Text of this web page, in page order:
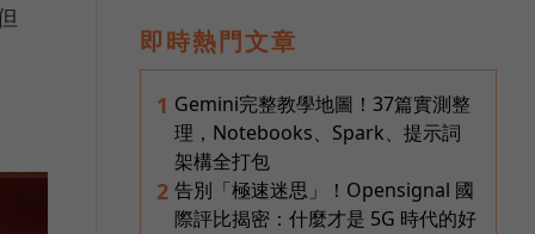
即時熱門文章
1 Gemini完整教學地圖！37篇實測整
理，Notebooks、Spark、提示詞
架構全打包
2 告別「極速迷思」！Opensignal 國
際評比揭密：什麼才是 5G 時代的好